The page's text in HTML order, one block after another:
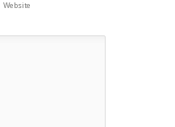
Website